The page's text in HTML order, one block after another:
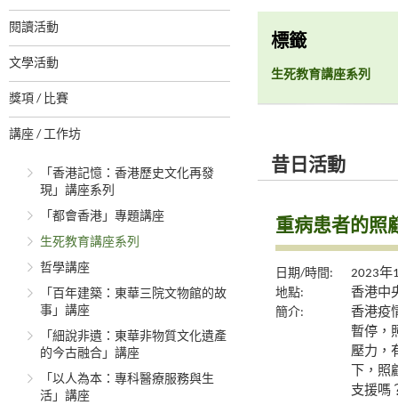
閱讀活動
文學活動
獎項 / 比賽
講座 / 工作坊
「香港記憶：香港歷史文化再發
現」講座系列
「都會香港」專題講座
生死教育講座系列
哲學講座
「百年建築：東華三院文物館的故
事」講座
「細說非遺：東華非物質文化遺產
的今古融合」講座
「以人為本：專科醫療服務與生
活」講座
標籤
生死教育講座系列
昔日活動
重病患者的照
日期/時間:
2023年
地點:
香港中
簡介:
香港疫
暫停，
壓力，
下，
支援嗎